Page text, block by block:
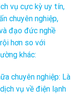
vụ cực kỳ uy tín,
chuyên nghiệp,
đạo đức nghề
hơn so với
khác:
chuyên nghiệp: Là
vụ về điện lạnh